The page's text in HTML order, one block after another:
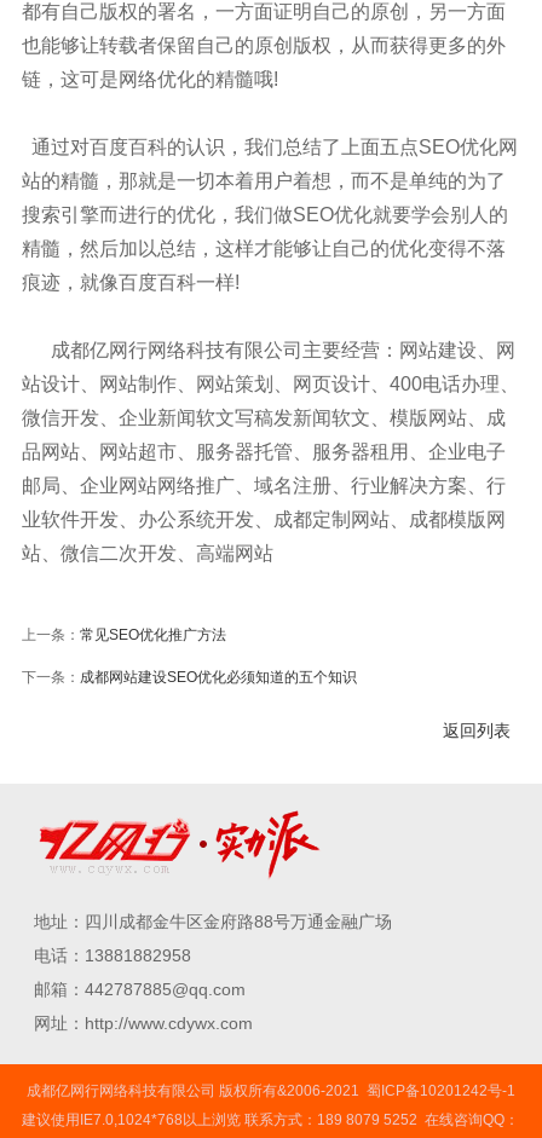
都有自己版权的署名，一方面证明自己的原创，另一方面
也能够让转载者保留自己的原创版权，从而获得更多的外
链，这可是网络优化的精髓哦!
通过对百度百科的认识，我们总结了上面五点SEO优化网
站的精髓，那就是一切本着用户着想，而不是单纯的为了
搜索引擎而进行的优化，我们做SEO优化就要学会别人的
精髓，然后加以总结，这样才能够让自己的优化变得不落
痕迹，就像百度百科一样!
成都亿网行网络科技有限公司主要经营：网站建设、网
站设计、网站制作、网站策划、网页设计、400电话办理、
微信开发、企业新闻软文写稿发新闻软文、模版网站、成
品网站、网站超市、服务器托管、服务器租用、企业电子
邮局、企业网站网络推广、域名注册、行业解决方案、行
业软件开发、办公系统开发、成都定制网站、成都模版网
站、微信二次开发、高端网站
上一条： 常见SEO优化推广方法
下一条： 成都网站建设SEO优化必须知道的五个知识
返回列表
地址：四川成都金牛区金府路88号万通金融广场
电话：13881882958
邮箱：442787885@qq.com
网址：http://www.cdywx.com
成都亿网行网络科技有限公司 版权所有&2006-2021 蜀ICP备10201242号-1
建议使用IE7.0,1024*768以上浏览 联系方式：189 8079 5252 在线咨询QQ：